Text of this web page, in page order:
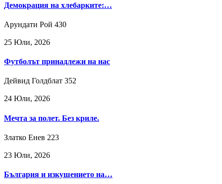
Демокрация на хлебарките:…
Арундати Рой 430
25 Юли, 2026
Футболът принадлежи на нас
Дейвид Голдблат 352
24 Юли, 2026
Мечта за полет. Без криле.
Златко Енев 223
23 Юли, 2026
България и изкушението на…